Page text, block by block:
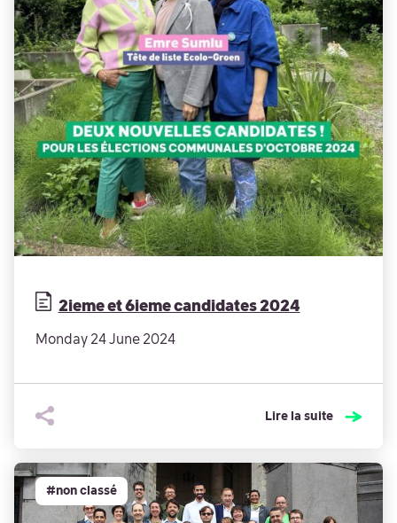
2ieme et 6ieme candidates 2024
Monday 24 June 2024
Lire la suite
#non classé